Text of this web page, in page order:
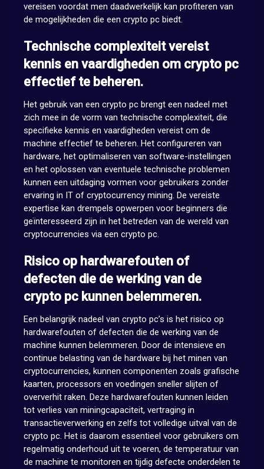
vereisen voordat men daadwerkelijk kan profiteren van
de mogelijkheden die een crypto pc biedt.
Technische complexiteit vereist
kennis en vaardigheden om crypto pc
effectief te beheren.
Het gebruik van een crypto pc brengt een nadeel met
zich mee in de vorm van technische complexiteit, die
specifieke kennis en vaardigheden vereist om de
machine effectief te beheren. Het configureren van
hardware, het optimaliseren van software-instellingen
en het oplossen van eventuele technische problemen
kunnen een uitdaging vormen voor gebruikers zonder
ervaring in IT of cryptocurrency mining. De vereiste
expertise kan drempels opwerpen voor beginners die
geïnteresseerd zijn in het betreden van de wereld van
cryptocurrencies via een crypto pc.
Risico op hardwarefouten of
defecten die de werking van de
crypto pc kunnen belemmeren.
Een belangrijk nadeel van crypto pc’s is het risico op
hardwarefouten of defecten die de werking van de
machine kunnen belemmeren. Door de intensieve en
continue belasting van de hardware bij het minen van
cryptocurrencies, kunnen componenten zoals grafische
kaarten, processors en voedingen sneller slijten of
oververhit raken. Deze hardwarefouten kunnen leiden
tot verlies van miningcapaciteit, vertraging in
transactieverwerking en zelfs tot volledige uitval van de
crypto pc. Het is daarom essentieel voor gebruikers om
regelmatig onderhoud uit te voeren, de temperatuur van
de machine te monitoren en tijdig defecte onderdelen te